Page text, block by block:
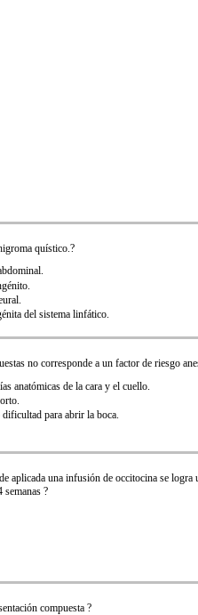
quístico.?
del sistema linfático.
no corresponde a un factor de riesgo
anatómicas de la cara y el cuello.
para abrir la boca.
aplicada una infusión de occitocina se logra
semanas ?
compuesta ?